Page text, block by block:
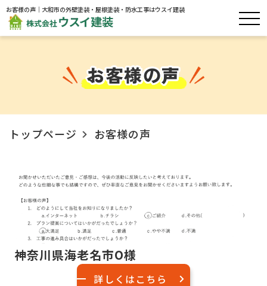
お客様の声｜大和市の外壁塗装・屋根塗装・防水工事はウスイ建装
お客様の声
トップページ お客様の声
神奈川県海老名市O様
詳しくはこちら